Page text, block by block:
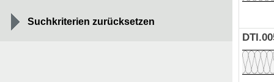
Suchkriterien zurücksetzen